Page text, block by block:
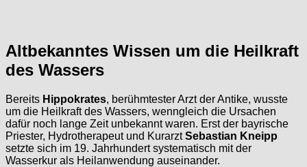
Altbekanntes Wissen um die Heilkraft
des Wassers
Bereits Hippokrates, berühmtester Arzt der Antike, wusste
um die Heilkraft des Wassers, wenngleich die Ursachen
dafür noch lange Zeit unbekannt waren. Erst der bayrische
Priester, Hydrotherapeut und KurarztSebastian Kneipp
setzte sich im 19. Jahrhundert systematisch mit der
Wasserkur als Heilanwendung auseinander.